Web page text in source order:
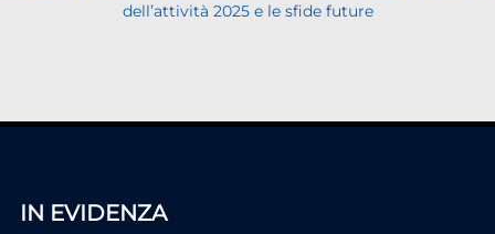
dell’attività 2025 e le sfide future
IN EVIDENZA